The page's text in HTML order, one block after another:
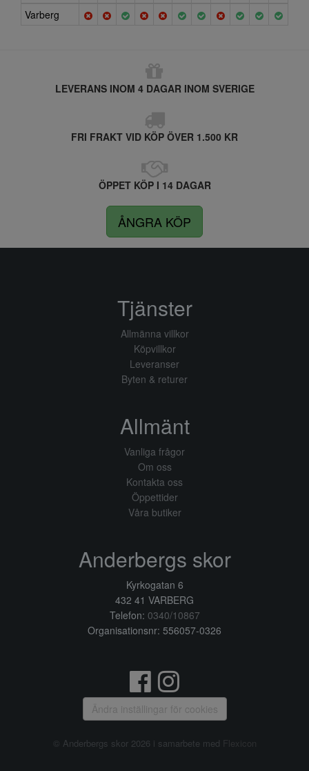
Varberg
LEVERANS INOM 4 DAGAR INOM SVERIGE
FRI FRAKT VID KÖP ÖVER 1.500 KR
ÖPPET KÖP I 14 DAGAR
ÅNGRA KÖP
Tjänster
Allmänna villkor
Köpvillkor
Leveranser
Byten & returer
Allmänt
Vanliga frågor
Om oss
Kontakta oss
Öppettider
Våra butiker
Anderbergs skor
Kyrkogatan 6
432 41 VARBERG
Telefon: 0340/10867
Organisationsnr: 556057-0326
Ändra inställingar för cookies
© Anderbergs skor 2026 i samarbete med Flexicon